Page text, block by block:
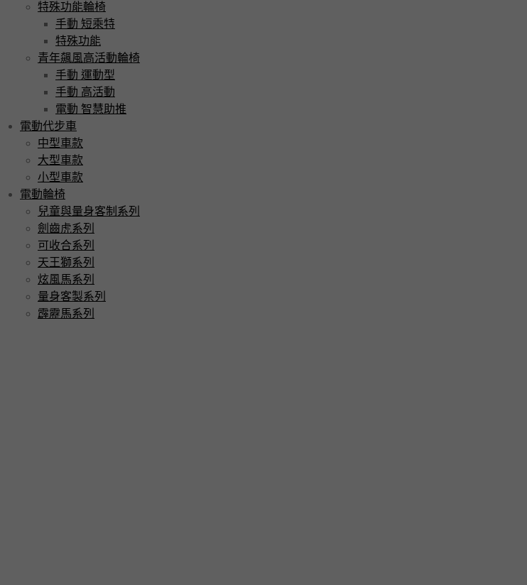
特殊功能輪椅
手動 短乘特
特殊功能
青年飆風高活動輪椅
手動 運動型
手動 高活動
電動 智慧助推
電動代步車
中型車款
大型車款
小型車款
電動輪椅
兒童與量身客制系列
劍齒虎系列
可收合系列
天王獅系列
炫風馬系列
量身客製系列
霹靂馬系列